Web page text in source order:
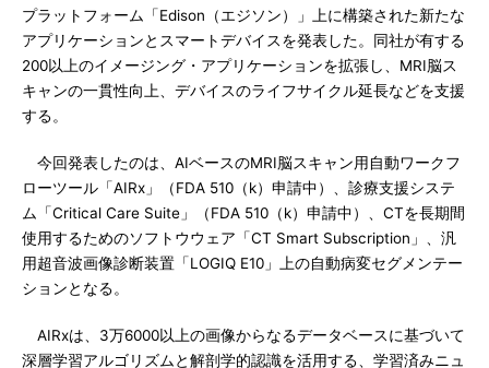
プラットフォーム「Edison（エジソン）」上に構築された新たな
アプリケーションとスマートデバイスを発表した。同社が有する
200以上のイメージング・アプリケーションを拡張し、MRI脳ス
キャンの一貫性向上、デバイスのライフサイクル延長などを支援
する。
今回発表したのは、AIベースのMRI脳スキャン用自動ワークフ
ローツール「AIRx」（FDA 510（k）申請中）、診療支援システ
ム「Critical Care Suite」（FDA 510（k）申請中）、CTを長期間
使用するためのソフトウウェア「CT Smart Subscription」、汎
用超音波画像診断装置「LOGIQ E10」上の自動病変セグメンテー
ションとなる。
AIRxは、3万6000以上の画像からなるデータベースに基づいて
深層学習アルゴリズムと解剖学的認識を活用する、学習済みニュ